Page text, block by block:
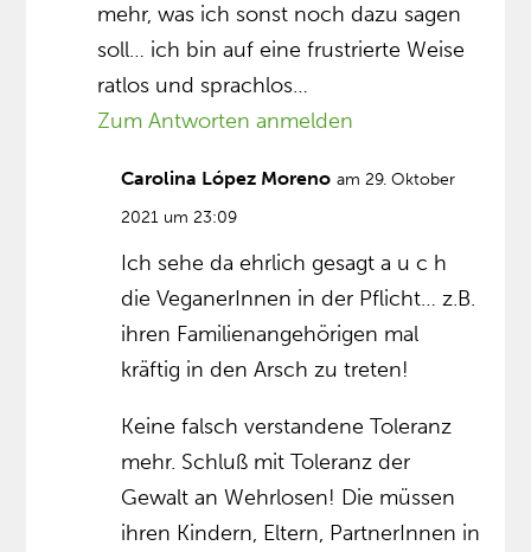
mehr, was ich sonst noch dazu sagen
soll… ich bin auf eine frustrierte Weise
ratlos und sprachlos…
Zum Antworten anmelden
Carolina López Moreno am 29. Oktober
2021 um 23:09
Ich sehe da ehrlich gesagt a u c h
die VeganerInnen in der Pflicht… z.B.
ihren Familienangehörigen mal
kräftig in den Arsch zu treten!
Keine falsch verstandene Toleranz
mehr. Schluß mit Toleranz der
Gewalt an Wehrlosen! Die müssen
ihren Kindern, Eltern, PartnerInnen in